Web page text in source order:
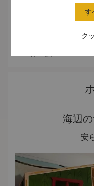
海辺
安
ク
す